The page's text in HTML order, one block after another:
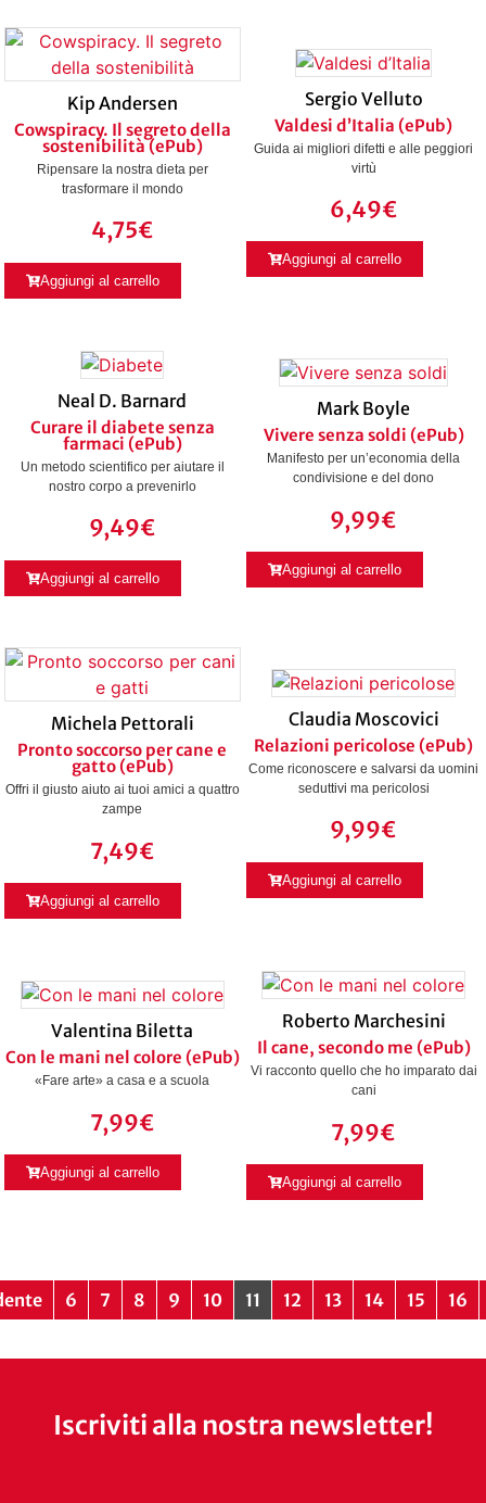
Kip Andersen
Cowspiracy. Il segreto della
sostenibilità (ePub)
Ripensare la nostra dieta per
trasformare il mondo
4,75€
Aggiungi al carrello
Sergio Velluto
Valdesi d’Italia (ePub)
Guida ai migliori difetti e alle peggiori
virtù
6,49€
Aggiungi al carrello
Neal D. Barnard
Curare il diabete senza
farmaci (ePub)
Un metodo scientifico per aiutare il
nostro corpo a prevenirlo
9,49€
Aggiungi al carrello
Mark Boyle
Vivere senza soldi (ePub)
Manifesto per un’economia della
condivisione e del dono
9,99€
Aggiungi al carrello
Michela Pettorali
Pronto soccorso per cane e
gatto (ePub)
Offri il giusto aiuto ai tuoi amici a quattro
zampe
7,49€
Aggiungi al carrello
Claudia Moscovici
Relazioni pericolose (ePub)
Come riconoscere e salvarsi da uomini
seduttivi ma pericolosi
9,99€
Aggiungi al carrello
Valentina Biletta
Con le mani nel colore (ePub)
«Fare arte» a casa e a scuola
7,99€
Aggiungi al carrello
Roberto Marchesini
Il cane, secondo me (ePub)
Vi racconto quello che ho imparato dai
cani
7,99€
Aggiungi al carrello
6 7 8 9 10 11 12 13 14 15 16
Iscriviti alla nostra newsletter!